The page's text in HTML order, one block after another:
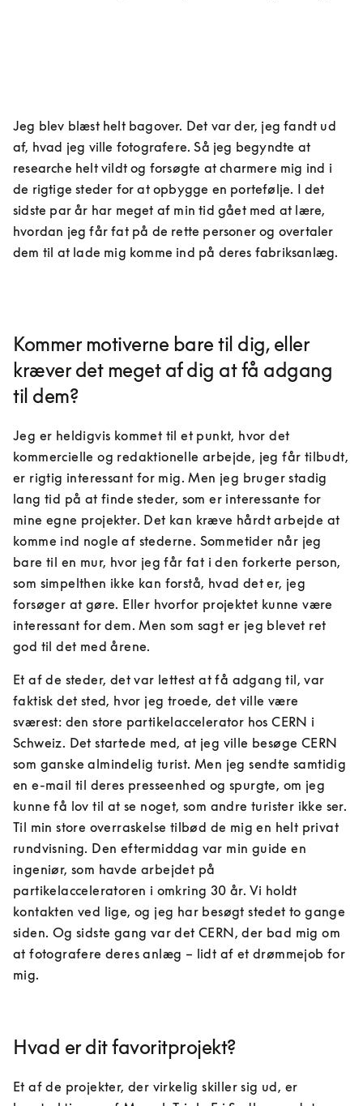
Jeg blev blæst helt bagover. Det var der, jeg fandt ud
af, hvad jeg ville fotografere. Så jeg begyndte at
researche helt vildt og forsøgte at charmere mig ind i
de rigtige steder for at opbygge en portefølje. I det
sidste par år har meget af min tid gået med at lære,
hvordan jeg får fat på de rette personer og overtaler
dem til at lade mig komme ind på deres fabriksanlæg.
Kommer motiverne bare til dig, eller
kræver det meget af dig at få adgang
til dem?
Jeg er heldigvis kommet til et punkt, hvor det
kommercielle og redaktionelle arbejde, jeg får tilbudt,
er rigtig interessant for mig. Men jeg bruger stadig
lang tid på at finde steder, som er interessante for
mine egne projekter. Det kan kræve hårdt arbejde at
komme ind nogle af stederne. Sommetider når jeg
bare til en mur, hvor jeg får fat i den forkerte person,
som simpelthen ikke kan forstå, hvad det er, jeg
forsøger at gøre. Eller hvorfor projektet kunne være
interessant for dem. Men som sagt er jeg blevet ret
god til det med årene.
Et af de steder, det var lettest at få adgang til, var
faktisk det sted, hvor jeg troede, det ville være
sværest: den store partikelaccelerator hos CERN i
Schweiz. Det startede med, at jeg ville besøge CERN
som ganske almindelig turist. Men jeg sendte samtidig
en e-mail til deres presseenhed og spurgte, om jeg
kunne få lov til at se noget, som andre turister ikke ser.
Til min store overraskelse tilbød de mig en helt privat
rundvisning. Den eftermiddag var min guide en
ingeniør, som havde arbejdet på
partikelacceleratoren i omkring 30 år. Vi holdt
kontakten ved lige, og jeg har besøgt stedet to gange
siden. Og sidste gang var det CERN, der bad mig om
at fotografere deres anlæg – lidt af et drømmejob for
mig.
Hvad er dit favoritprojekt?
Et af de projekter, der virkelig skiller sig ud, er